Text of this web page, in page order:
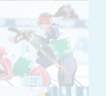
12